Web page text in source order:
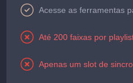
Acesse as ferramentas
Até 200 faixas por
Apenas um slot de